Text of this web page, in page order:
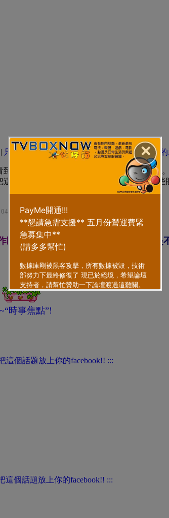
✕
只看該作者
那個靜靜待著的Céline手袋，心裡有些不
個閒置的手袋回收換現金，幫助我解決一些
PM
區 ", 你的內容不符合, 還有連結, 版規是
時事焦點”!